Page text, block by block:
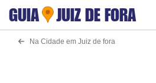
GUIA JUIZ DE FORA
Na Cidade em Juiz de fora